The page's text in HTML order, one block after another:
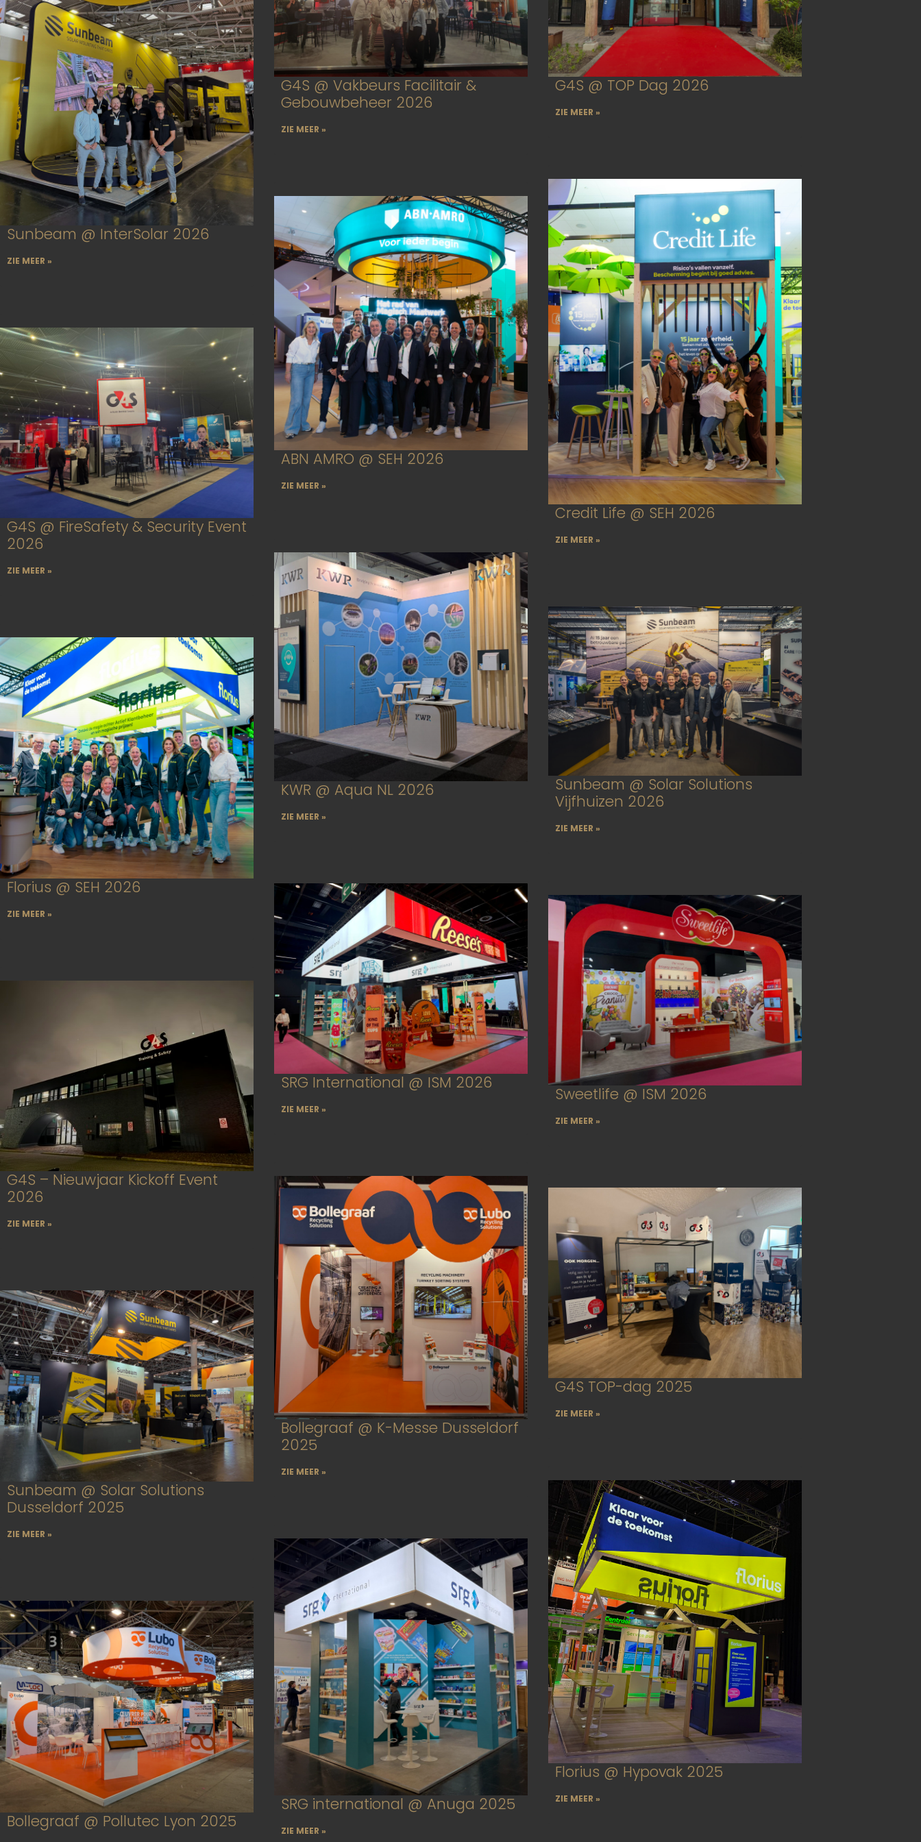
Sunbeam @ InterSolar 2026
ZIE MEER »
G4S @ Vakbeurs Facilitair &
Gebouwbeheer 2026
ZIE MEER »
G4S @ TOP Dag 2026
ZIE MEER »
G4S @ FireSafety & Security Event
2026
ZIE MEER »
ABN AMRO @ SEH 2026
ZIE MEER »
Credit Life @ SEH 2026
ZIE MEER »
Florius @ SEH 2026
ZIE MEER »
KWR @ Aqua NL 2026
ZIE MEER »
Sunbeam @ Solar Solutions
Vijfhuizen 2026
ZIE MEER »
G4S – Nieuwjaar Kickoff Event
2026
ZIE MEER »
SRG International @ ISM 2026
ZIE MEER »
Sweetlife @ ISM 2026
ZIE MEER »
Sunbeam @ Solar Solutions
Dusseldorf 2025
ZIE MEER »
Bollegraaf @ K-Messe Dusseldorf
2025
ZIE MEER »
G4S TOP-dag 2025
ZIE MEER »
Bollegraaf @ Pollutec Lyon 2025
SRG international @ Anuga 2025
ZIE MEER »
Florius @ Hypovak 2025
ZIE MEER »